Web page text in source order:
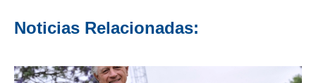
Noticias Relacionadas: